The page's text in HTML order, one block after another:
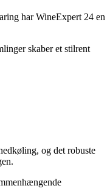
har WineExpert 24 en
skaber et stilrent
og det robuste